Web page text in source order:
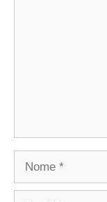
Nome
Email